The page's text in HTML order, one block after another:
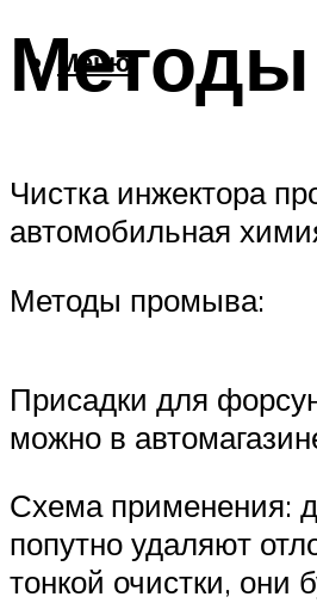
Меню
Чистка инжектора
автомобильная
Методы промыва:
Присадки для
можно в
Схема применения:
попутно удаляют
тонкой очистки, они